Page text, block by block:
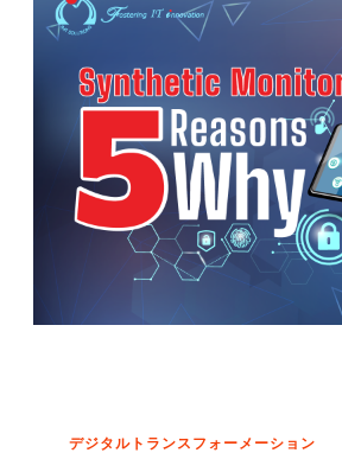
デジタルトランスフォーメーション